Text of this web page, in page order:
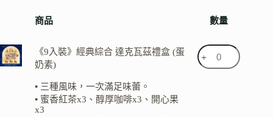
商品 數量
《9入裝》經典綜合 達克瓦茲禮盒 (蛋
奶素)
•三種風味，一次滿足味蕾。
•蜜香紅茶x3、醇厚咖啡x3、開心果
x3